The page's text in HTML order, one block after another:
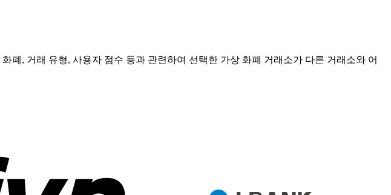
폐, 거래 유형, 사용자 점수 등과 관련하여 선택한 가상 화폐 거래소가 다른 거래소와 어